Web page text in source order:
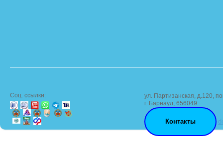
Соц. ссылки:
ул. Партизанская, д.120,
г. Барнаул, 656049
Контакты